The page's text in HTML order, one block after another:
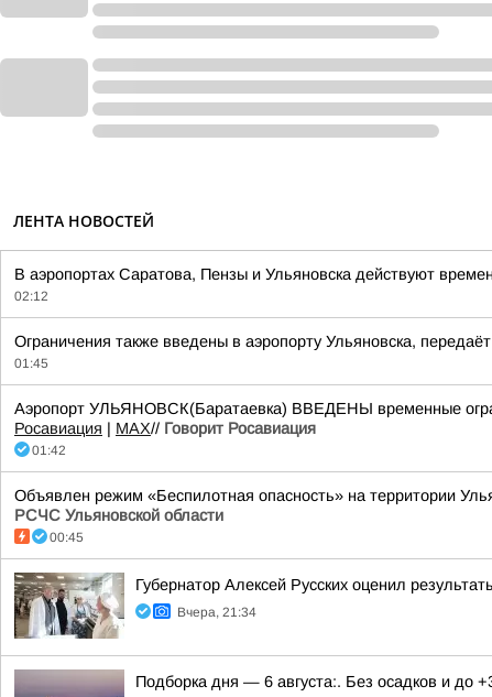
ЛЕНТА НОВОСТЕЙ
В аэропортах Саратова, Пензы и Ульяновска действуют
02:12
Ограничения также введены в аэропорту Ульяновска,
01:45
Аэропорт УЛЬЯНОВСК(Баратаевка) ВВЕДЕНЫ временные
Росавиация | MАХ// Говорит Росавиация
01:42
Объявлен режим «Беспилотная опасность» на территории
РСЧС Ульяновской области
00:45
Губернатор Алексей Русских оценил
Вчера, 21:34
Подборка дня — 6 августа:. Без осадков и до